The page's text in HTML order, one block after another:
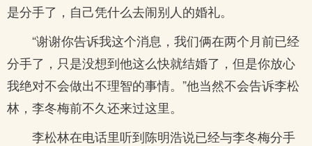
是分手了，自己凭什么去闹别人的婚礼。
“谢谢你告诉我这个消息，我们俩在两个月前已经
分手了，只是没想到他这么快就结婚了，但是你放心
我绝对不会做出不理智的事情。”他当然不会告诉李松
林，李冬梅前不久还来过这里。
李松林在电话里听到陈明浩说已经与李冬梅分手